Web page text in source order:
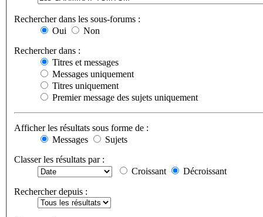
Rechercher dans les sous-forums :
Oui
Non
Rechercher dans :
Titres et messages
Messages uniquement
Titres uniquement
Premier message des sujets uniquement
Afficher les résultats sous forme de :
Messages
Sujets
Classer les résultats par :
Croissant
Décroissant
Rechercher depuis :